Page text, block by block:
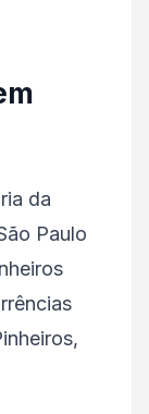
da
Paulo